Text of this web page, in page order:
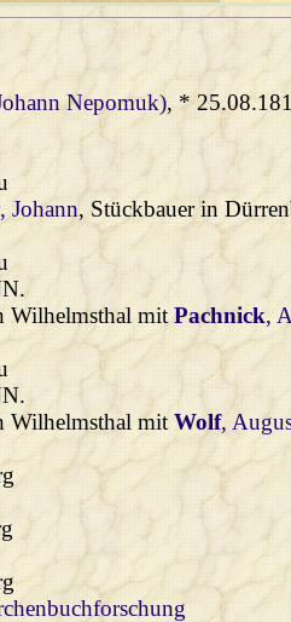
Nepomuk), *
, Johann, Stückbauer in
Wilhelmsthal mitPachnick,
Wilhelmsthal mitWolf,